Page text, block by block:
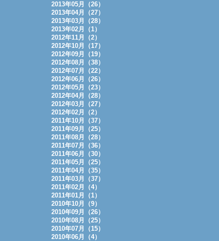
2013年05月（26）
2013年04月（27）
2013年03月（28）
2013年02月（1）
2012年11月（2）
2012年10月（17）
2012年09月（19）
2012年08月（38）
2012年07月（22）
2012年06月（26）
2012年05月（23）
2012年04月（28）
2012年03月（27）
2012年02月（2）
2011年10月（37）
2011年09月（25）
2011年08月（28）
2011年07月（36）
2011年06月（30）
2011年05月（25）
2011年04月（35）
2011年03月（37）
2011年02月（4）
2011年01月（1）
2010年10月（9）
2010年09月（26）
2010年08月（25）
2010年07月（15）
2010年06月（4）